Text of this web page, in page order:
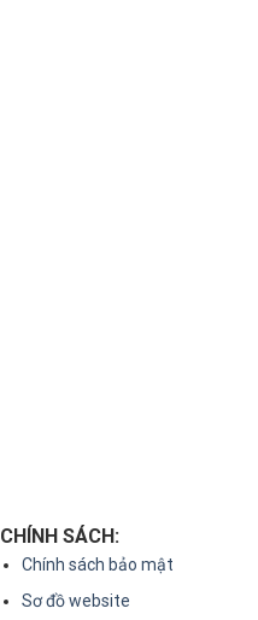
CHÍNH SÁCH:
Chính sách bảo mật
Sơ đồ website